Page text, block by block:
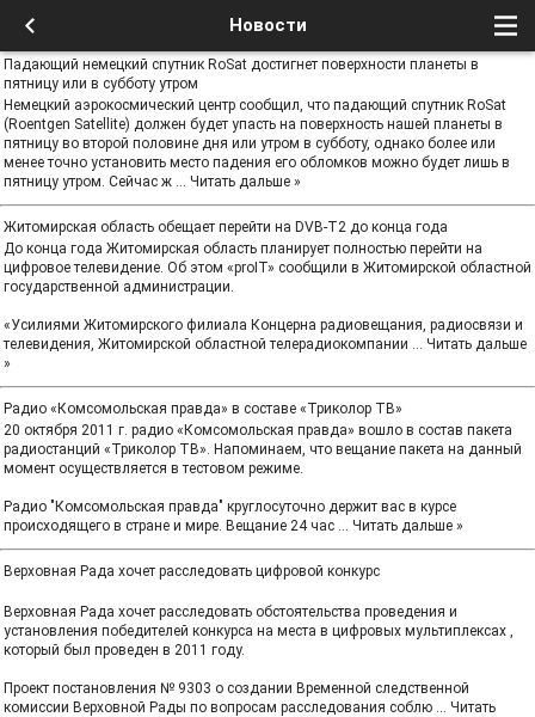
Новости
Падающий немецкий спутник RoSat достигнет поверхности планеты в
пятницу или в субботу утром
Немецкий аэрокосмический центр сообщил, что падающий спутник RoSat
(Roentgen Satellite) должен будет упасть на поверхность нашей планеты в
пятницу во второй половине дня или утром в субботу, однако более или
менее точно установить место падения его обломков можно будет лишь в
пятницу утром. Сейчас ж ... Читать дальше »
Житомирская область обещает перейти на DVB-T2 до конца года
До конца года Житомирская область планирует полностью перейти на
цифровое телевидение. Об этом «proIT» сообщили в Житомирской областной
государственной администрации.
«Усилиями Житомирского филиала Концерна радиовещания, радиосвязи и
телевидения, Житомирской областной телерадиокомпании ... Читать дальше
»
Радио «Комсомольская правда» в составе «Триколор ТВ»
20 октября 2011 г. радио «Комсомольская правда» вошло в состав пакета
радиостанций «Триколор ТВ». Напоминаем, что вещание пакета на данный
момент осуществляется в тестовом режиме.
Радио "Комсомольская правда" круглосуточно держит вас в курсе
происходящего в стране и мире. Вещание 24 час ... Читать дальше »
Верховная Рада хочет расследовать цифровой конкурс
Верховная Рада хочет расследовать обстоятельства проведения и
установления победителей конкурса на места в цифровых мультиплексах ,
который был проведен в 2011 году.
Проект постановления № 9303 о создании Временной следственной
комиссии Верховной Рады по вопросам расследования соблю ... Читать